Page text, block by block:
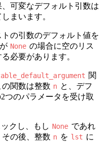
可変なデフォルト引数は
まいます。
の引数のデフォルト値を
None の場合に空のリス
必要があります。
関
関数は整数 n と、デフ
つのパラメータを受け取
クし、もし None であれ
の後、整数 n を lst に